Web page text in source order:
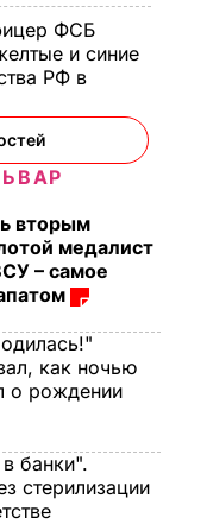
ФСБ
и синие
РФ в
вторым
медалист
– самое
как ночью
о рождении
банки".
стерилизации